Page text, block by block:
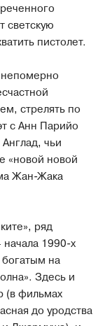
светскую
пистолет.
стрелять по
с Анн Парийо
чьи
«новой новой
Жан-Жака
ряд
1990-х
на
Здесь и
(в фильмах
до уродства